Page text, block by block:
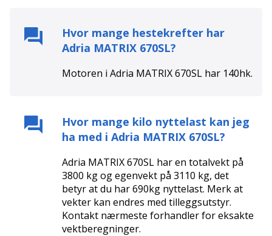
Hvor mange hestekrefter har
Adria MATRIX 670SL?
Motoren i Adria MATRIX 670SL har 140hk.
Hvor mange kilo nyttelast kan jeg
ha med i Adria MATRIX 670SL?
Adria MATRIX 670SL har en totalvekt på
3800 kg og egenvekt på 3110 kg, det
betyr at du har 690kg nyttelast. Merk at
vekter kan endres med tilleggsutstyr.
Kontakt nærmeste forhandler for eksakte
vektberegninger.